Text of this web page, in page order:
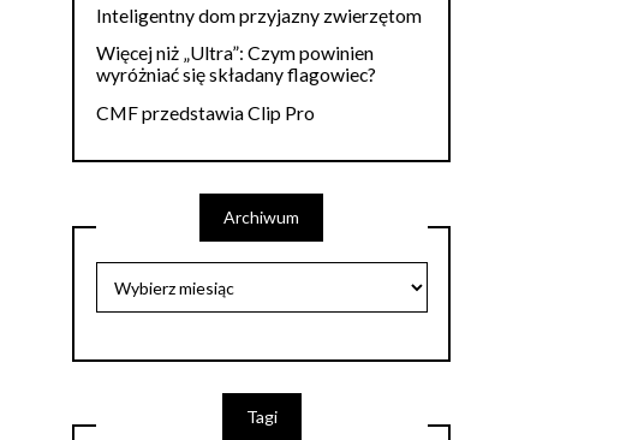
Inteligentny dom przyjazny zwierzętom
Więcej niż „Ultra”: Czym powinien
wyróżniać się składany flagowiec?
CMF przedstawia Clip Pro
Archiwum
Tagi